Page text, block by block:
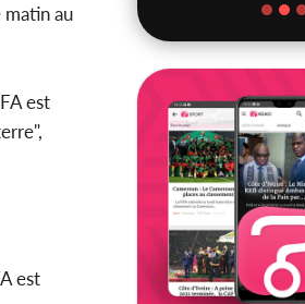
au
est
est